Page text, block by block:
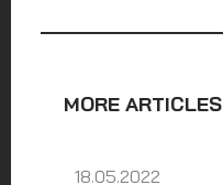
MORE ARTICLES
18.05.2022